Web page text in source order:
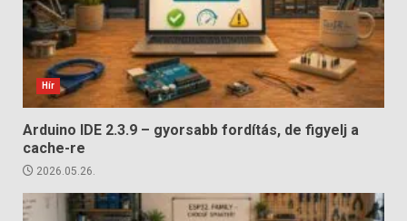
Hír
Arduino IDE 2.3.9 – gyorsabb fordítás, de figyelj a
cache-re
2026.05.26.